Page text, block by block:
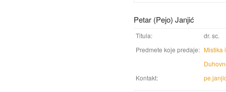
Petar (Pejo) Janjić
Titula:
dr. sc.
Predmete koje predaje: Mistika
Kontakt: